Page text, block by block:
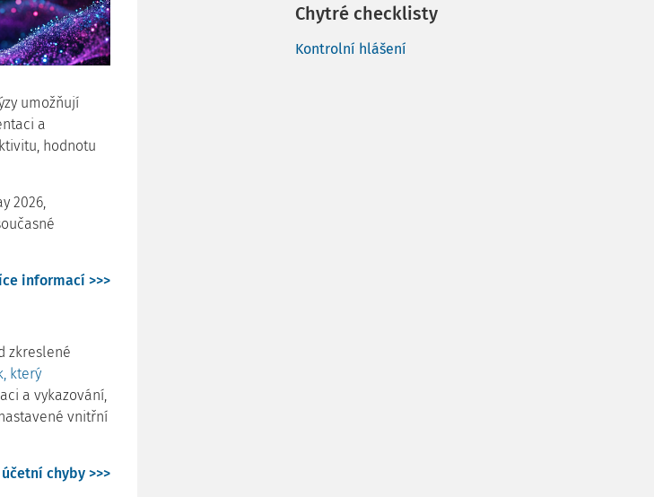
umožňují
a
hodnotu
2026,
informací >>>
zkreslené
který
a vykazování,
vnitřní
chyby >>>
Chytré checklisty
Kontrolní hlášení